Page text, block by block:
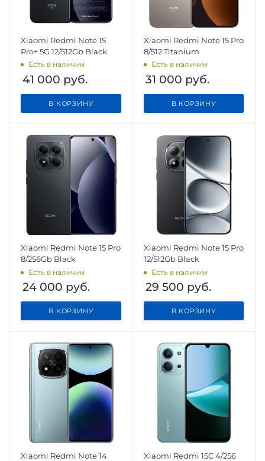
Xiaomi Redmi Note 15
Pro+ 5G 12/512Gb Black
Есть в наличии
41 000 руб.
В КОРЗИНУ
Xiaomi Redmi Note 15 Pro
8/512 Titanium
Есть в наличии
31 000 руб.
В КОРЗИНУ
Xiaomi Redmi Note 15 Pro
8/256Gb Black
Есть в наличии
24 000 руб.
В КОРЗИНУ
Xiaomi Redmi Note 15 Pro
12/512Gb Black
Есть в наличии
29 500 руб.
В КОРЗИНУ
Xiaomi Redmi Note 14
Xiaomi Redmi 15C 4/256